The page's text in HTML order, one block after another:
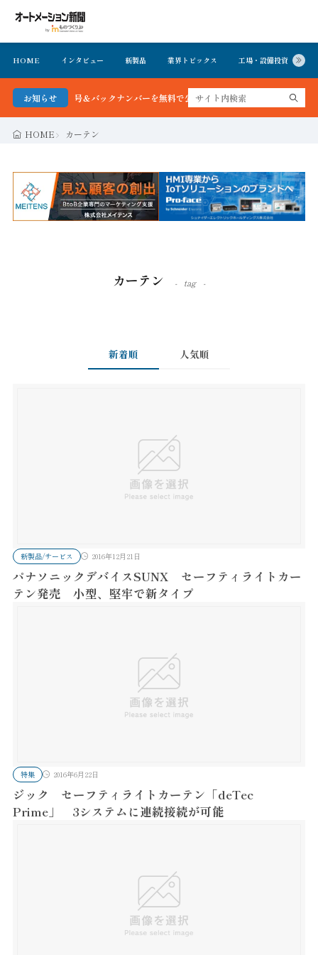
HOME インタビュー 新製品 業界トピックス 工場・設備投資
お知らせ
号＆バックナンバーを無料で公開中 詳細はこちら
HOME カーテン
カーテン tag
新着順 人気順
新製品/サービス 2016年12月21日
パナソニックデバイスSUNX セーフティライトカー
テン発売 小型、堅牢で新タイプ
特集 2016年6月22日
ジック セーフティライトカーテン「deTec
Prime」 3システムに連続接続が可能